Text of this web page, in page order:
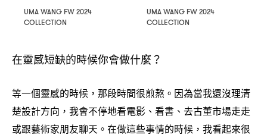
UMA WANG FW 2024
COLLECTION
UMA WANG FW 2024
COLLECTION
在靈感短缺的時候你會做什麼？
等一個靈感的時候 ， 那段時間很煎熬。因為當我還沒理清
楚設計方向 ， 我會不停地看電影、看書、去古董市場走走
或跟藝術家朋友聊天。在做這些事情的時候 ， 我看起來很